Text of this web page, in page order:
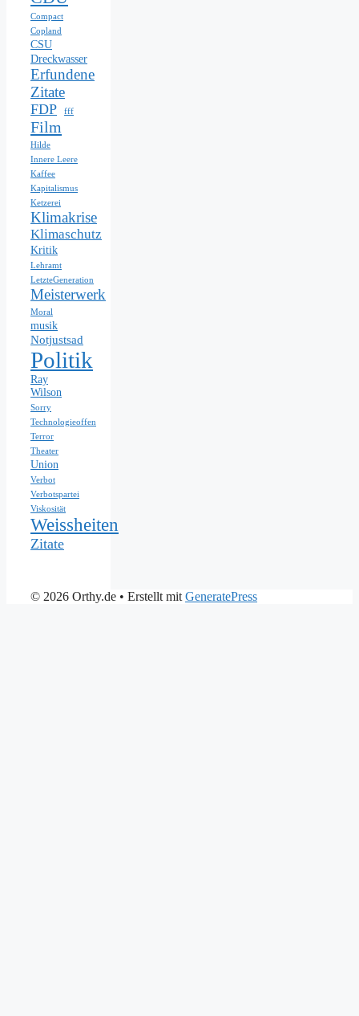
Compact
Copland
CSU
Dreckwasser
Erfundene
Zitate
FDP fff
Film
Hilde
Innere Leere
Kaffee
Kapitalismus
Ketzerei
Klimakrise
Klimaschutz
Kritik
Lehramt
LetzteGeneration
Meisterwerk
Moral
musik
Notjustsad
Politik
Ray
Wilson
Sorry
Technologieoffen
Terror
Theater
Union
Verbot
Verbotspartei
Viskosität
Weissheiten
Zitate
© 2026 Orthy.de • Erstellt mit GeneratePress